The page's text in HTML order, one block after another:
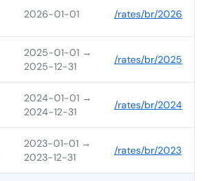
2026-01-01 /rates/br/2026
2025-01-01 →
2025-12-31
/rates/br/2025
2024-01-01 →
2024-12-31
/rates/br/2024
2023-01-01 →
2023-12-31
/rates/br/2023